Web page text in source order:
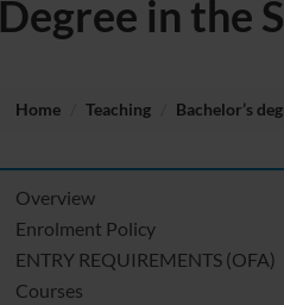
Degree in the
Home Teaching Bachelor’s
Overview
Enrolment Policy
ENTRY REQUIREMENTS (OFA)
Courses